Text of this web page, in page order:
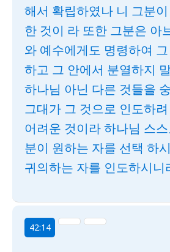
해서 확립하였나 니 그분
한 것이 라 또한 그분은 아
와 예수에게도 명령하여
하고 그 안에서 분열하지
하나님 아닌 다른 것들을
그대가 그 것으로 인도하
어려운 것이라 하나님 스
분이 원하는 자를 선택 하
귀의하는 자를 인도하시니
42:14